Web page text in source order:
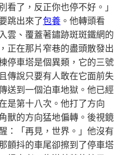
看了，反正你也停不好。」
跳出來了包養 。他轉頭看
雲、覆蓋著鏽跡斑斑鐵網的
正在那片窄巷的盡頭散發出
停車塔是個異類，它的三號
傳說只要有人敢在它面前失
送到一個泊車地獄。他已經
是第十八次。他打了方向
獸的方向猛地偏轉。後視鏡
：「再見，世界。」他沒有
顫抖的車尾卻擦到了停車塔